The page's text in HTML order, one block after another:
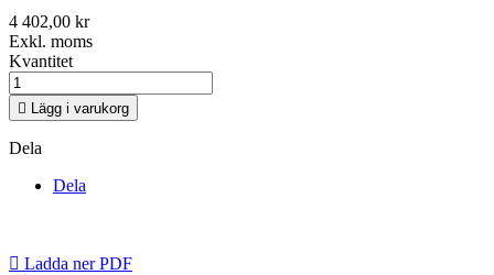
4 402,00 kr
Exkl. moms
Kvantitet
 Lägg i varukorg
Dela
Dela
 Ladda ner PDF